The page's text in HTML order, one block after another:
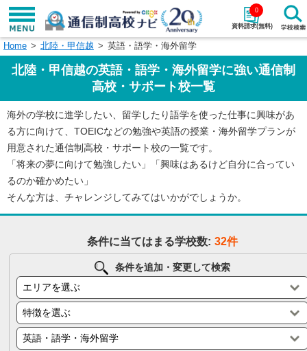
資料請求(無料)
0
学校名で探す
エリアから探す 特徴から探す
エリアを選択して探す
関東
東海 北陸・甲信越
中国
四国
閉じる
Home 北陸・甲信越 英語・語学・海外留学
北陸・甲信越の英語・語学・海外留学に強い通信制
高校・サポート校一覧
海外の学校に進学したい、留学したり語学を使った仕事に興味があ
る方に向けて、TOEICなどの勉強や英語の授業・海外留学プランが
用意された通信制高校・サポート校の一覧です。
「将来の夢に向けて勉強したい」「興味はあるけど自分に合ってい
るのか確かめたい」
そんな方は、チャレンジしてみてはいかがでしょうか。
条件に当てはまる学校数: 32件
条件を追加・変更して検索